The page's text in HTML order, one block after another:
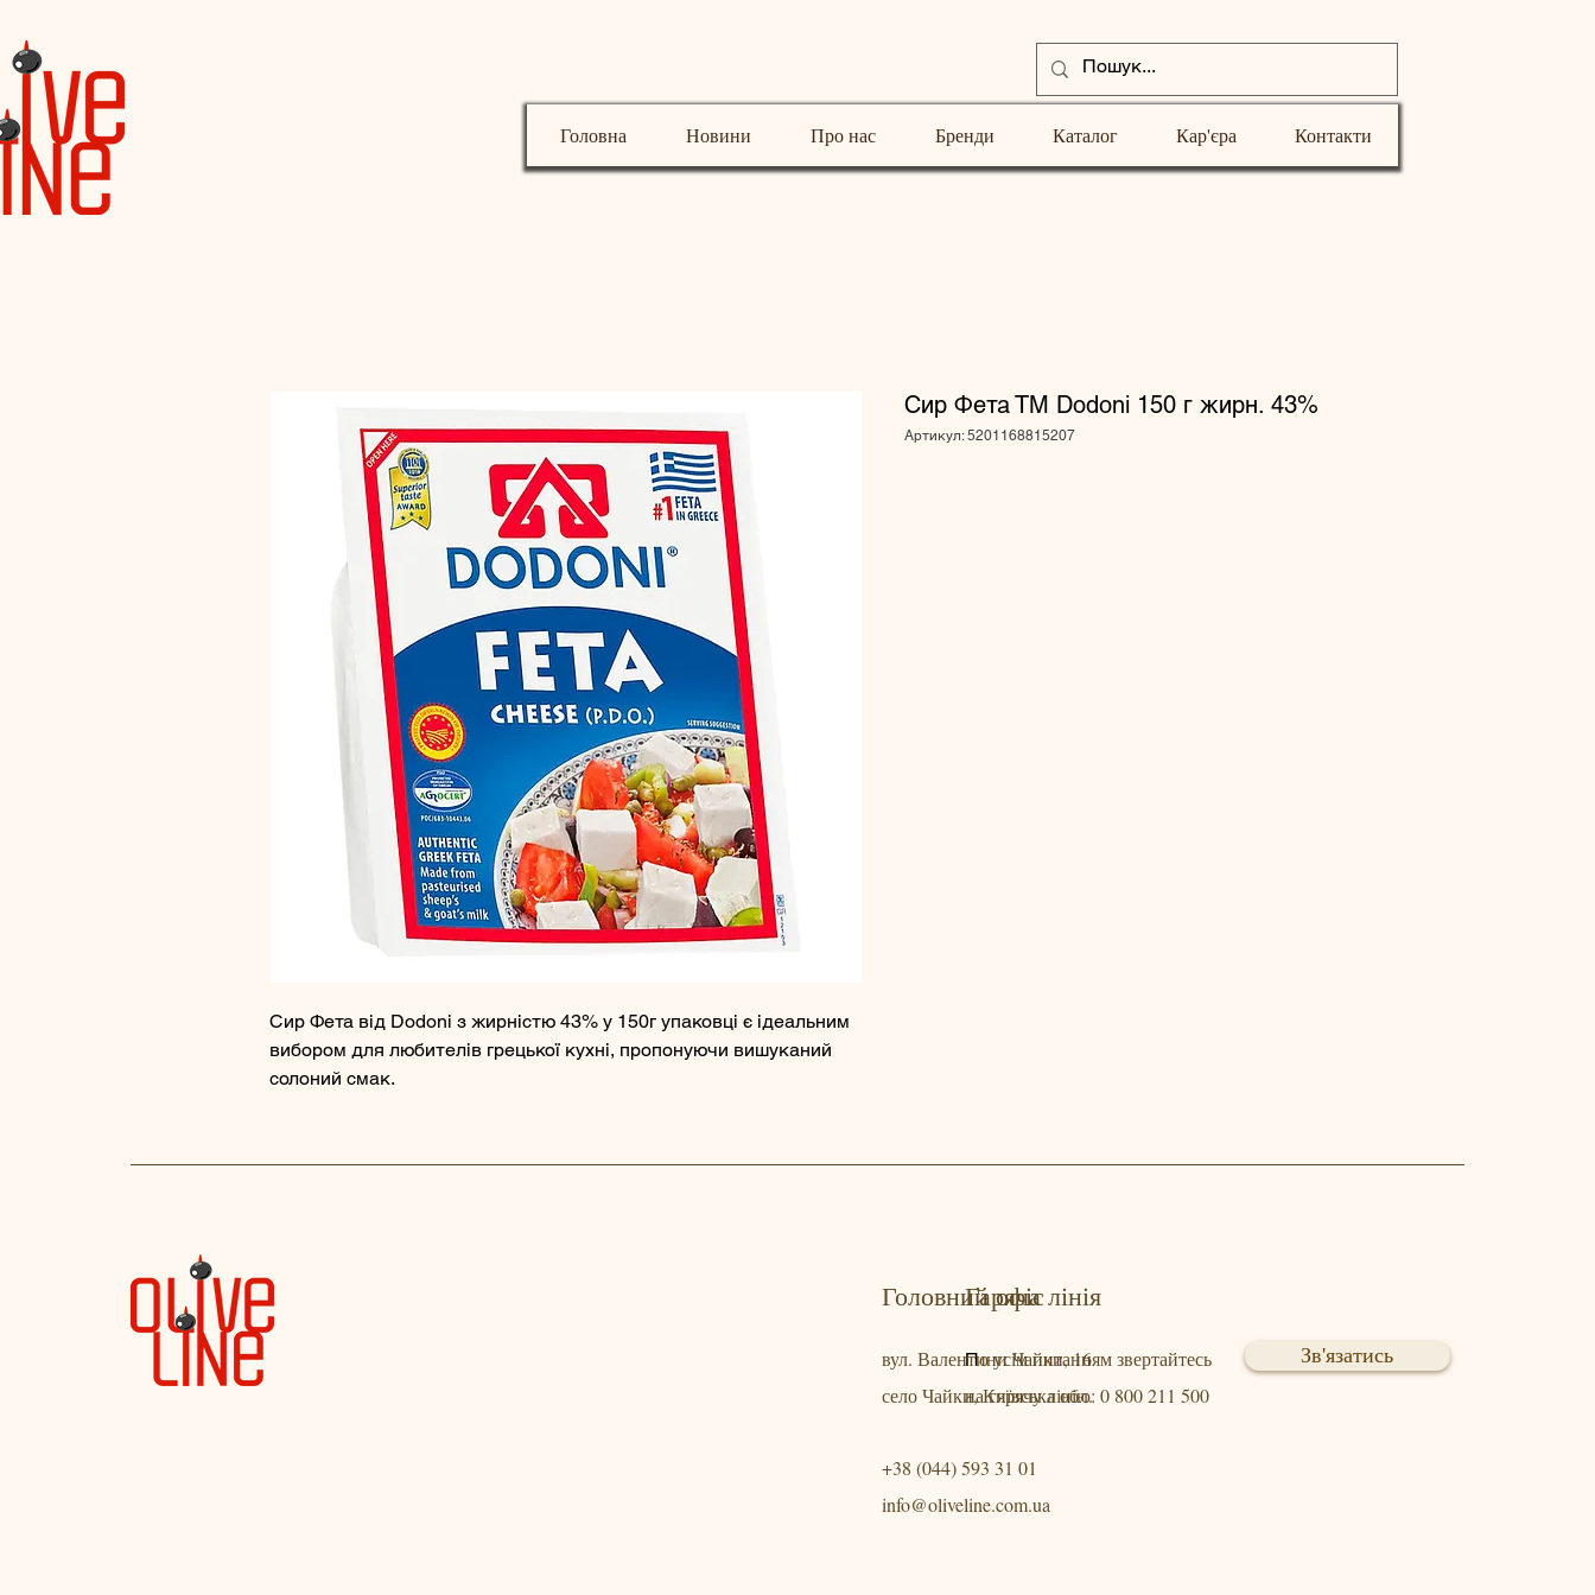
Головна Новини Про нас Бренди Каталог Кар'єра Контакти
Сир Фета від Dodoni з жирністю 43% у 150г упаковці є ідеальним
вибором для любителів грецької кухні, пропонуючи вишуканий
солоний смак.
Сир Фета ТМ Dodoni 150 г жирн. 43%
Артикул: 5201168815207
Гаряча лінія
По усім питанням звертайтесь
на гярячу лінію: 0 800 211 500
Зв'язатись
+38 (044) 593 31 01
info@oliveline.com.ua
вул. Валентини Чайки, 16
село Чайки, Київська обл.
Головний офіс